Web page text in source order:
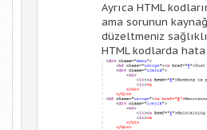
Ayrıca HTML
ama sorunun
düzeltmeniz
HTML kodlarda hata